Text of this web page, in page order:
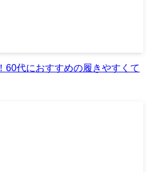
60代におすすめの履きやすくて